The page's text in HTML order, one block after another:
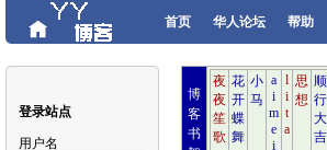
首页 华人论坛 帮助
登录站点
用户名
博
客
书